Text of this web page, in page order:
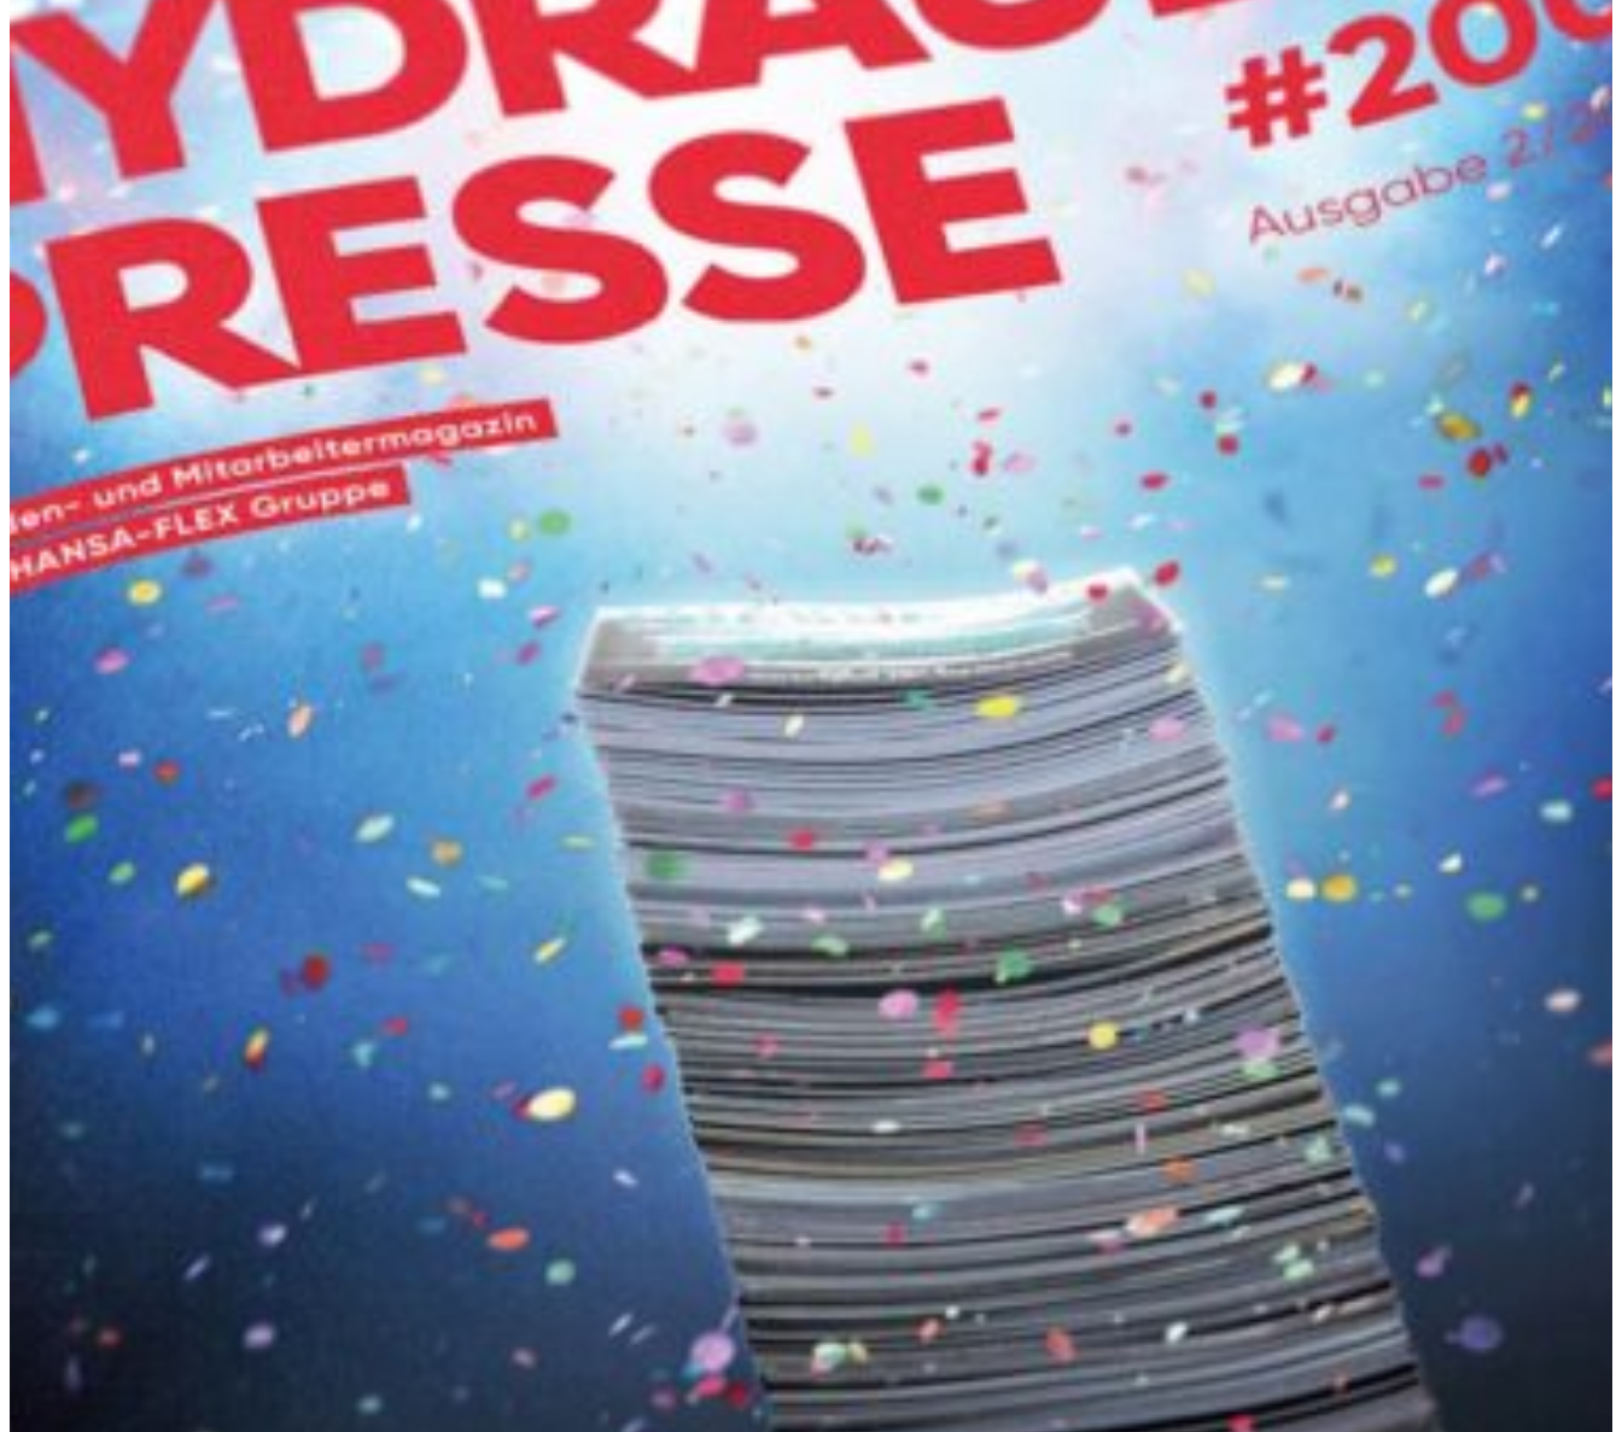
South America
Belgium
Bosnia and Herzegovina
Bulgaria
Croatia
Czechia
Estonia
France
Germany
Hungary
Ireland
Luxembourg
Netherlands
Poland
Portugal
Serbia
Slovakia
Slovenia
Spain
United Kingdom
7:15 - 17:00
Sonn- und Feiertage sind ausgenommen